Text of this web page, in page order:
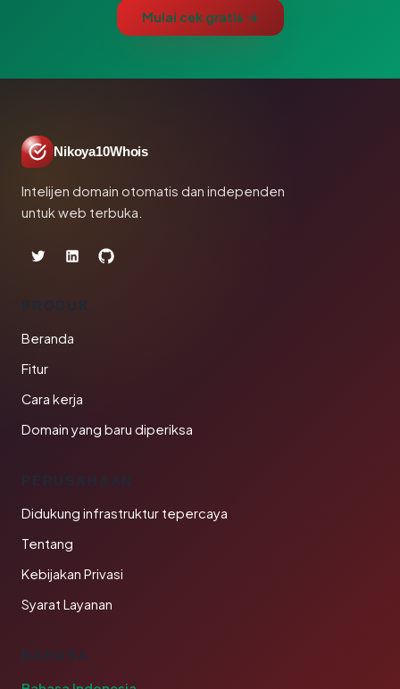
Mulai cek gratis →
Nikoya10Whois
Intelijen domain otomatis dan independen
untuk web terbuka.
PRODUK
Beranda
Fitur
Cara kerja
Domain yang baru diperiksa
PERUSAHAAN
Didukung infrastruktur tepercaya
Tentang
Kebijakan Privasi
Syarat Layanan
BAHASA